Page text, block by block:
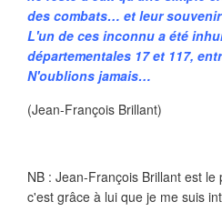
des combats… et leur
L'un de ces inconnu a été
départementales 17 et 117,
N'oublions jamais…
(Jean-François Brillant)
NB : Jean-François Brillant est
c'est grâce à lui que je me suis